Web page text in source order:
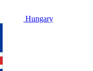
Hungary